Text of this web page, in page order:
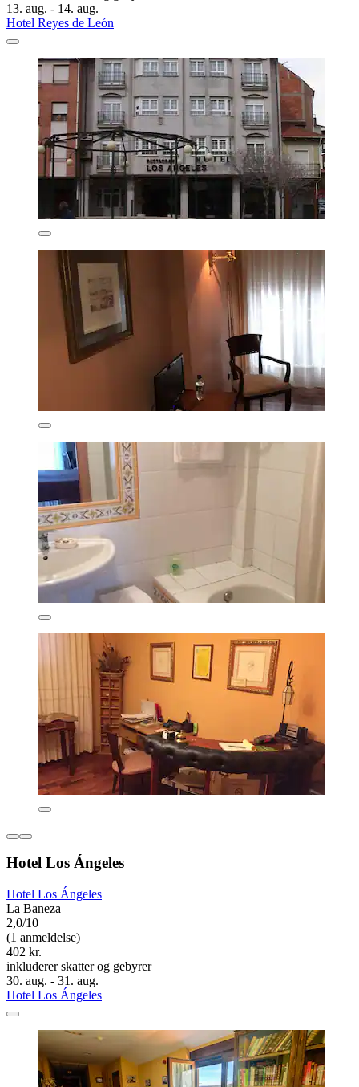
13. aug. - 14. aug.
Hotel Reyes de León
Hotel Los Ángeles
Hotel Los Ángeles
La Baneza
2,0/10
(1 anmeldelse)
402 kr.
inkluderer skatter og gebyrer
30. aug. - 31. aug.
Hotel Los Ángeles